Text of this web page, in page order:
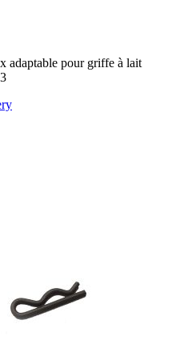
adaptable pour griffe à lait